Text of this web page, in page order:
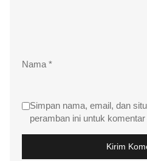
Nama *
Simpan nama, email, dan
peramban ini untuk